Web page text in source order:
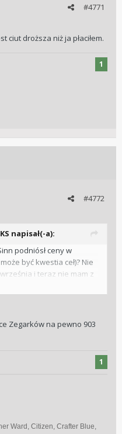
#4771
ciut droższa niż ja płaciłem.
1
#4772
napisał(-a):
podniósł ceny w
być kwestia ceł)? Nie
i teraz nie mam z
Zegarków na pewno 903
1
Ward, Citizen, Crafter Blue,